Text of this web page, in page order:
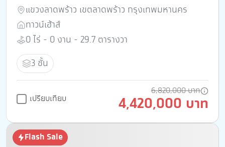
แขวงลาดพร้าว เขตลาดพร้าว กรุงเทพมหานคร
ทาวน์เฮ้าส์
0 ไร่ - 0 งาน - 29.7 ตารางวา
3 ชั้น
เปรียบเทียบ
6,820,000 บาท
4,420,000 บาท
Flash Sale